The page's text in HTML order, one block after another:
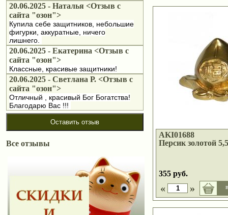
20.06.2025 - Наталья <Отзыв с
сайта "озон">
Купила себе защитников, небольшие
фигурки, аккуратные, ничего
лишнего.
20.06.2025 - Екатерина <Отзыв с
сайта "озон">
Классные, красивые защитники!
20.06.2025 - Светлана Р. <Отзыв с
сайта "озон">
Отличный , красивый Бог Богатства!
Благодарю Вас !!!
Оставить отзыв
Все отзывы
AKI01688
Персик золотой
355 руб.
« »